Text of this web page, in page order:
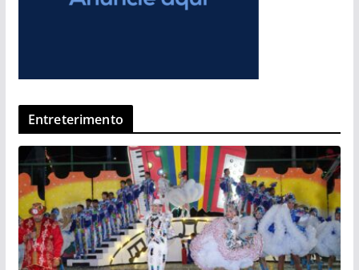
Entreterimento